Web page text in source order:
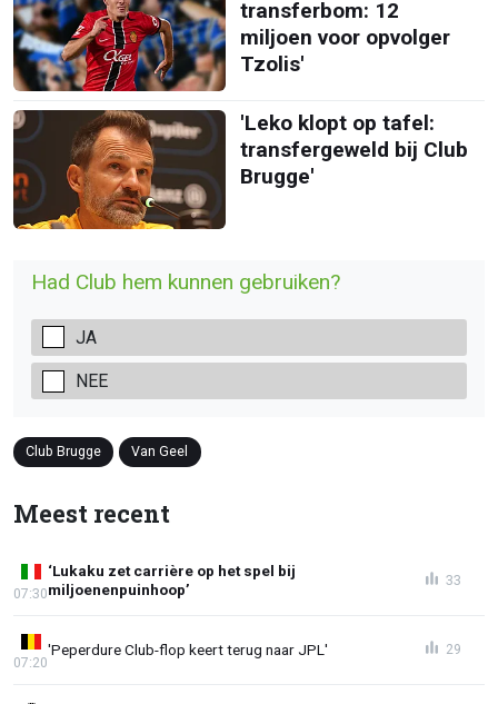
transferbom: 12
miljoen voor opvolger
Tzolis'
'Leko klopt op tafel:
transfergeweld bij Club
Brugge'
Had Club hem kunnen gebruiken?
JA
NEE
Club Brugge Van Geel
Meest recent
‘Lukaku zet carrière op het spel bij
miljoenenpuinhoop’
07:30
33
'Peperdure Club-flop keert terug naar JPL'
07:20
29